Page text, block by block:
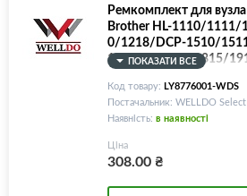
Ремкомплект для
Brother HL-1110/
0/1218/DCP-1510/
10/MFC-1810/1815/
ликів + гальмівна
ПОКАЗАТИ ВСЕ
Код товару: LY8776001-WDS
Постачальник: WELLDO Select
Наявність: в наявності
Ціна
308.00₴